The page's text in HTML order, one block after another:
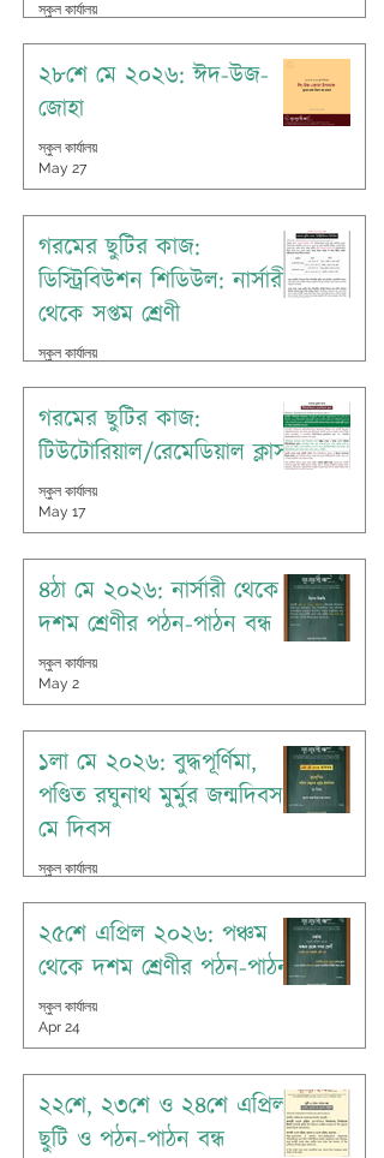
স্কুল কার্যালয়
২৮শে মে ২০২৬: ঈদ-উজ-
জোহা
স্কুল কার্যালয়
May 27
গরমের ছুটির কাজ:
ডিস্ট্রিবিউশন শিডিউল: নার্সারী
থেকে সপ্তম শ্রেণী
স্কুল কার্যালয়
গরমের ছুটির কাজ:
টিউটোরিয়াল/রেমেডিয়াল ক্লাস
স্কুল কার্যালয়
May 17
৪ঠা মে ২০২৬: নার্সারী থেকে
দশম শ্রেণীর পঠন-পাঠন বন্ধ
স্কুল কার্যালয়
May 2
১লা মে ২০২৬: বুদ্ধপূর্ণিমা,
পণ্ডিত রঘুনাথ মুর্মুর জন্মদিবস,
মে দিবস
স্কুল কার্যালয়
২৫শে এপ্রিল ২০২৬: পঞ্চম
থেকে দশম শ্রেণীর পঠন-পাঠন
স্কুল কার্যালয়
Apr 24
২২শে, ২৩শে ও ২৪শে এপ্রিল:
ছুটি ও পঠন-পাঠন বন্ধ